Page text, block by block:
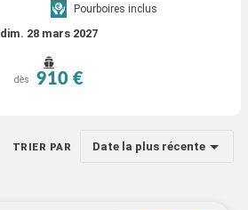
Pourboires inclus
dim. 28 mars 2027
dès 910 €
TRIER PAR Date la plus récente